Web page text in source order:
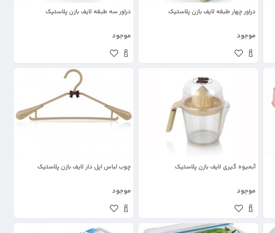
دراور چهار طبقه لایف بازن پلاستیک
موجود
دراور سه طبقه لایف بازن پلاستیک
موجود
آبمیوه گیری لایف بازن پلاستیک
موجود
چوب لباس اپل دار لایف بازن پلاستیک
موجود